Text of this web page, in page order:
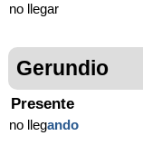
no llegar
Gerundio
Presente
no llegando